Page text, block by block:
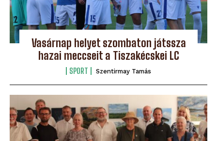
Vasárnap helyet szombaton játssza
hazai meccseit a Tiszakécskei LC
SPORT Szentirmay Tamás